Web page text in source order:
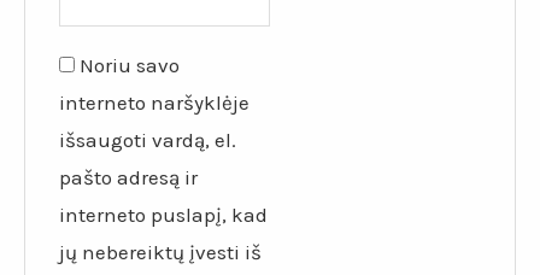
Noriu savo
interneto naršyklėje
išsaugoti vardą, el.
pašto adresą ir
interneto puslapį, kad
jų nebereiktų įvesti iš